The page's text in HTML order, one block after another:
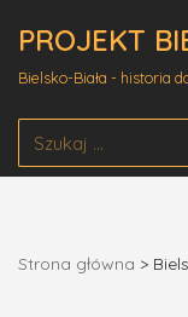
treści
PROJEKT
Bielsko-Biała - historia
Strona główna >